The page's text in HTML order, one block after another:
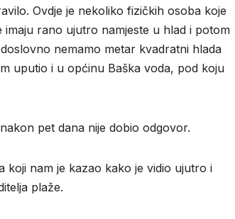
Ovdje je nekoliko fizičkih osoba koje
imaju rano ujutro namjeste u hlad i potom
nemamo metar kvadratni hlada
uputio i u općinu Baška voda, pod koju
pet dana nije dobio odgovor.
koji nam je kazao kako je vidio ujutro i
plaže.